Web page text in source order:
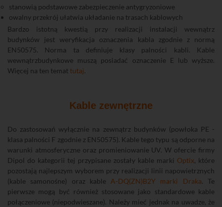
stanowią podstawowe zabezpieczenie antygryzoniowe
owalny przekrój ułatwia układanie na trasach kablowych
Bardzo istotną kwestią przy realizacji instalacji wewnątrz
budynków jest weryfikacja oznaczenia kabla zgodnie z normą
EN50575. Norma ta definiuje klasy palności kabli. Kable
wewnątrzbudynkowe muszą posiadać oznaczenie E lub wyższe.
Więcej na ten temat tutaj.
Kable zewnętrzne
Do zastosowań wyłącznie na zewnątrz budynków (powłoka PE -
klasa palności F zgodnie z EN50575). Kable tego typu są odporne na
warunki atmosferyczne oraz promieniowanie UV. W ofercie firmy
Dipol do kategorii tej przypisane zostały kable marki Optix, które
pozostają najlepszym wyborem przy realizacji linii napowietrznych
(kable samonośne) oraz kable A-DQ(ZN)B2Y marki Draka. Te
pierwsze mogą być również stosowane jako standardowe kable
połączeniowe (niepodwieszane). Należy mieć jednak na uwadze, że